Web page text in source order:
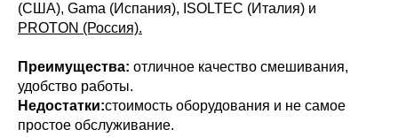
(США), Gama (Испания), ISOLTEC (Италия) и
PROTON (Россия).
Преимущества: отличное качество смешивания,
удобство работы.
Недостатки:стоимость оборудования и не самое
простое обслуживание.